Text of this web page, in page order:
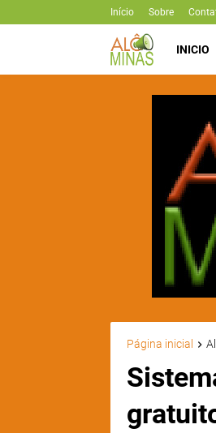
Início Sobre
INICIO
Página inicial